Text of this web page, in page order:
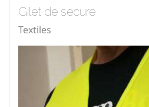
Gilet de secure
Textiles